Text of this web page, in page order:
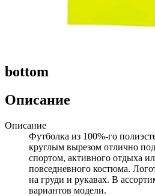
bottom
Описание
Описание
Футболка из 100%-го
круглым вырезом отлично
спортом, активного отдыха
повседневного костюма.
на груди и рукавах. В
вариантов модели.